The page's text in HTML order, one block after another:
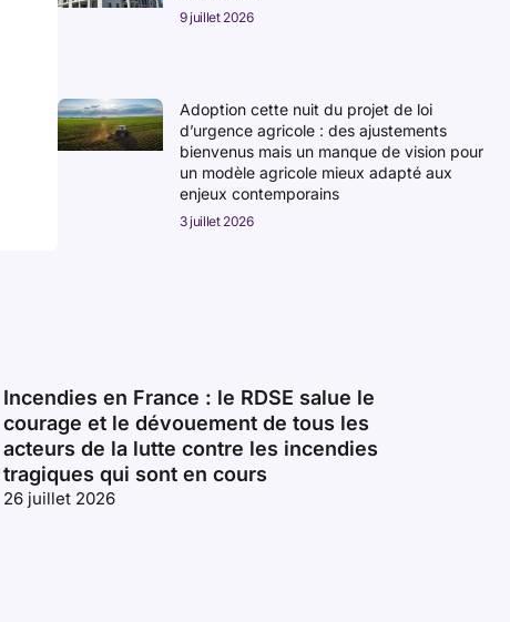
9 juillet 2026
Adoption cette nuit du projet de loi
d’urgence agricole : des ajustements
bienvenus mais un manque de vision pour
un modèle agricole mieux adapté aux
enjeux contemporains
3 juillet 2026
Incendies en France : le RDSE salue le
courage et le dévouement de tous les
acteurs de la lutte contre les incendies
tragiques qui sont en cours
26 juillet 2026